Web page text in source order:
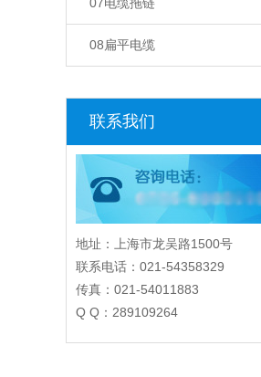
08扁平电缆
联系我们
地址：上海市龙吴路1500号
联系电话：021-54358329
传真：021-54011883
Q Q：289109264